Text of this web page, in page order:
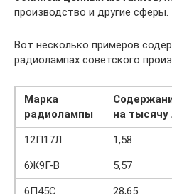
производство и другие сферы.
Вот несколько примеров
радиолампах советского
Марка
радиолампы
на тысячу
12П17Л
1,58
6Ж9Г-В
5,57
6П45С
28,65